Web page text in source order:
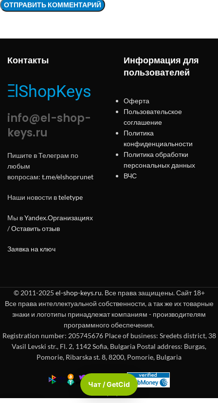
Контакты
info@el-shop-
keys.ru
Пишите в Телеграм по
любым
вопросам: t.me/elshoprunet
Наши новости вteletype
Мы вYandex.Организациях
/Оставить отзыв
Заявка на ключ
Информация для
пользователей
Оферта
Пользовательское
соглашение
Политика
конфиденциальности
Политика обработки
персональных данных
ВЧС
© 2011-2025 el-shop-keys.ru. Все права защищены. Сайт 18+
Все права интеллектуальной собственности, а так же их товарные
знаки и логотипы принадлежат компаниям - производителям
программного обеспечения.
Registration number: 205745676 Place of business: Sredets district, 38
Vasil Levski str., Fl. 2, 1142 Sofia, Bulgaria Postal address: Burgas,
Pomorie, Ribarska st. 8, 8200, Pomorie, Bulgaria
Чат / GetCid